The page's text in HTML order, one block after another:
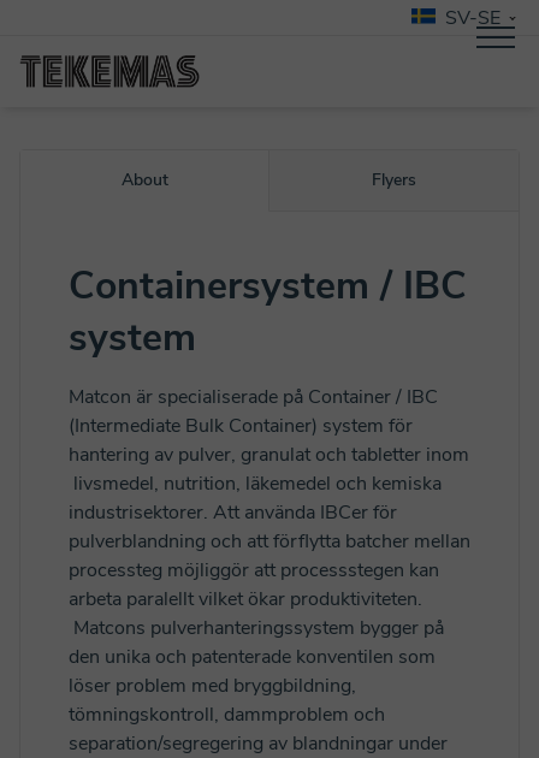
SV-SE
About Flyers
Containersystem / IBC
system
Matcon är specialiserade på Container / IBC
(Intermediate Bulk Container) system för
hantering av pulver, granulat och tabletter inom
livsmedel, nutrition, läkemedel och kemiska
industrisektorer. Att använda IBCer för
pulverblandning och att förflytta batcher mellan
processteg möjliggör att processstegen kan
arbeta paralellt vilket ökar produktiviteten.
Matcons pulverhanteringssystem bygger på
den unika och patenterade konventilen som
löser problem med bryggbildning,
tömningskontroll, dammproblem och
separation/segregering av blandningar under